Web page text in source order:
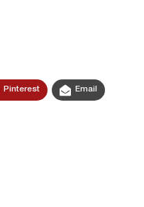
Pinterest Email